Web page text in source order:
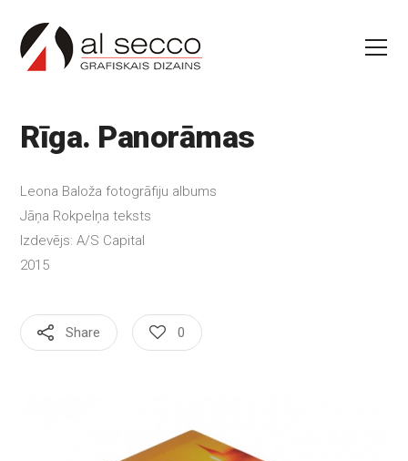
Rīga. Panorāmas
Leona Baloža fotogrāfiju albums
Jāņa Rokpelņa teksts
Izdevējs: A/S Capital
2015
Share 0